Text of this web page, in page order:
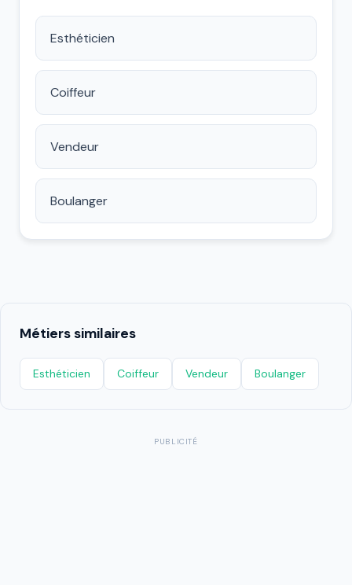
Esthéticien
Coiffeur
Vendeur
Boulanger
Métiers similaires
Esthéticien Coiffeur Vendeur Boulanger
PUBLICITÉ